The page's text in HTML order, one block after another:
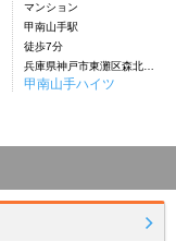
マンション
甲南山手駅
徒歩7分
甲南山手ハイツ